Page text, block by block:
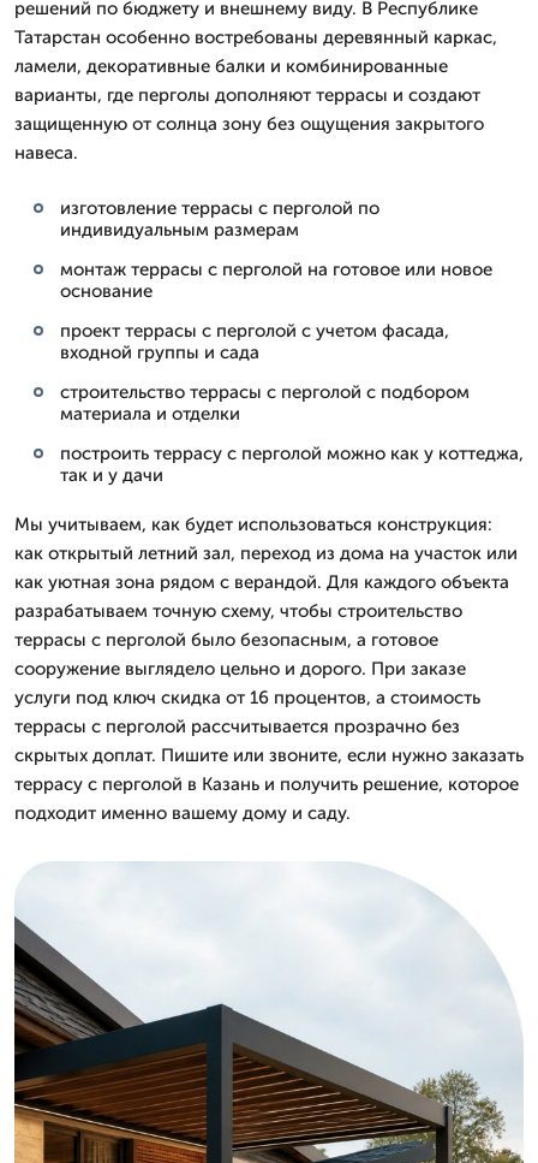
решений по бюджету и внешнему виду. В Республике
Татарстан особенно востребованы деревянный каркас,
ламели, декоративные балки и комбинированные
варианты, где перголы дополняют террасы и создают
защищенную от солнца зону без ощущения закрытого
навеса.
изготовление террасы с перголой по
индивидуальным размерам
монтаж террасы с перголой на готовое или новое
основание
проект террасы с перголой с учетом фасада,
входной группы и сада
строительство террасы с перголой с подбором
материала и отделки
построить террасу с перголой можно как у коттеджа,
так и у дачи
Мы учитываем, как будет использоваться конструкция:
как открытый летний зал, переход из дома на участок или
как уютная зона рядом с верандой. Для каждого объекта
разрабатываем точную схему, чтобы строительство
террасы с перголой было безопасным, а готовое
сооружение выглядело цельно и дорого. При заказе
услуги под ключ скидка от 16 процентов, а стоимость
террасы с перголой рассчитывается прозрачно без
скрытых доплат. Пишите или звоните, если нужно заказать
террасу с перголой в Казань и получить решение, которое
подходит именно вашему дому и саду.